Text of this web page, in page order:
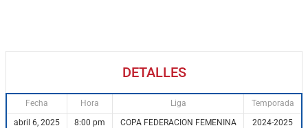
DETALLES
Fecha Hora Liga
Temporada
abril 6, 2025
8:00 pm COPA FEDERACION FEMENINA 2024-2025